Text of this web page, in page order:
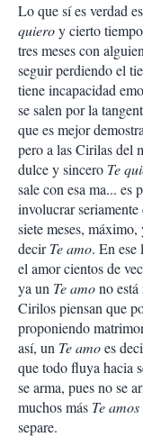
Lo que sí es verdad
quieroy cierto
tres meses con
seguir perdiendo el
tiene incapacidad
se salen por la
que es mejor
pero a las Cirilas del
dulce y sincero Te
sale con esa ma... es
involucrar
siete meses,
decirTe amo. En ese
el amor cientos de
ya un Te amono
Cirilos piensan que
proponiendo
así, un Te amoes
que todo fluya hacia
se arma, pues no se
muchos más Te amos
separe.